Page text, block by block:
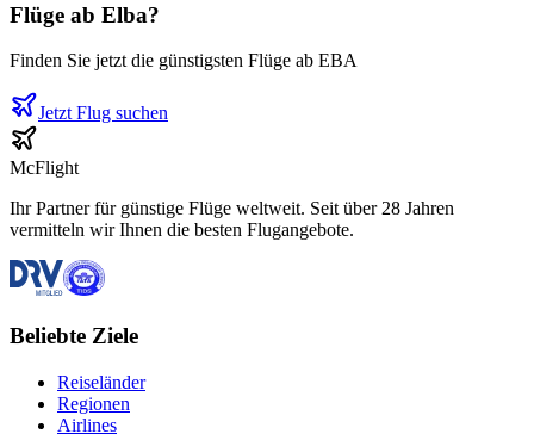
Flüge ab Elba?
Finden Sie jetzt die günstigsten Flüge ab EBA
Jetzt Flug suchen
McFlight
Ihr Partner für günstige Flüge weltweit. Seit über 28 Jahren
vermitteln wir Ihnen die besten Flugangebote.
Beliebte Ziele
Reiseländer
Regionen
Airlines